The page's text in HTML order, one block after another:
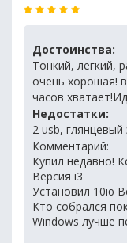
Достоинства:
Тонкий, легкий,
очень хорошая!
часов
Недостатки:
2 usb, глянцевый
Комментарий:
Купил недавно!
Версия i3
Установил 10ю
Кто собрался
Windows лучше